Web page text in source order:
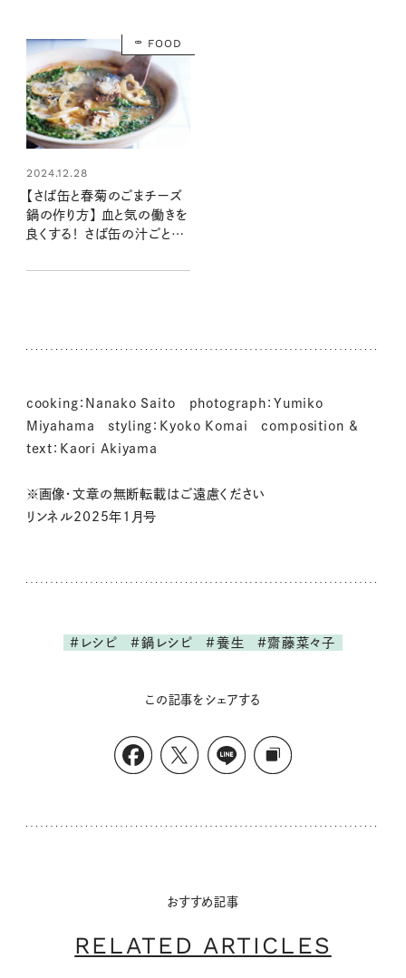
FOOD
2024.12.28
【さば缶と春菊のごまチーズ
鍋の作り方】 血と気の働きを
良くする！ さば缶の汁ごと入
ピ・齋藤菜々子さん
cooking：Nanako Saito photograph：Yumiko
Miyahama styling：Kyoko Komai composition &
text：Kaori Akiyama
※画像・文章の無断転載はご遠慮ください
リンネル2025年1月号
#レシピ #鍋レシピ #養生 #齋藤菜々子
この記事をシェアする
おすすめ記事
RELATED ARTICLES